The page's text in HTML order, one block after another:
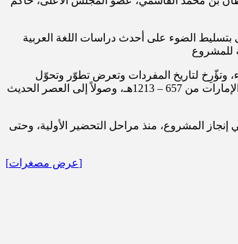
بتسليط الضوء على أحدث دراسات اللغة العربية
وتؤّرِخ لتاريخ المفردات وتعرض تطوّر وتحوّل
معانيها ودلالات استخدامها عبر العصور، بدءاً من عصر ما قبل الإسلام، والعصر الإسلامي من 1-132 هجري، مروراً بالعصر العباسي من 133 – 656هـ، والدول والإمارات من 657 – 1213هـ، وصولاً إلى العصر الحديث
المشروع، منذ مراحل التحضير الأولية، وحتى
[عرض مصغرات]